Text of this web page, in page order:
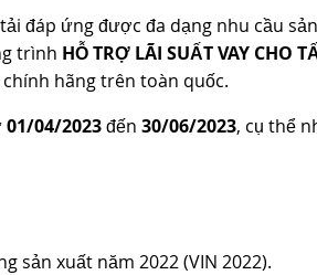
đáp ứng được đa dạng nhu cầu
trình HỖ TRỢ LÃI SUẤT VAY CHO
hãng trên toàn quốc.
01/04/2023đến 30/06/2023, cụ thể
sản xuất năm 2022 (VIN 2022).